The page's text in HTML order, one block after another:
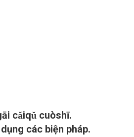
cǎiqǔ cuòshī.
các biện pháp.